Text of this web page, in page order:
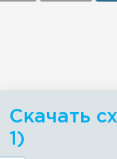
Скачать
1)